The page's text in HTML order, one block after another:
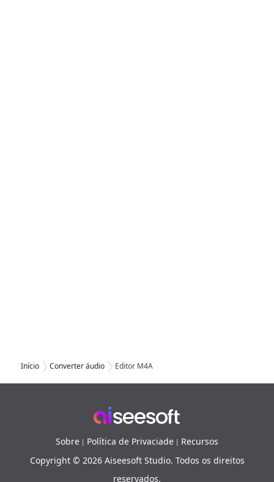
Início Converter áudio Editor M4A
Sobre | Política de Privaciade | Recursos
Copyright © 2026 Aiseesoft Studio. Todos os direitos
reservados.